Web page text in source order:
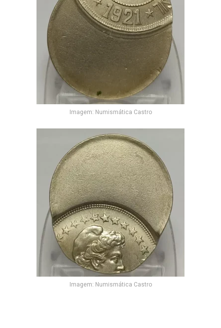
Imagem: Numismática Castro
Imagem: Numismática Castro